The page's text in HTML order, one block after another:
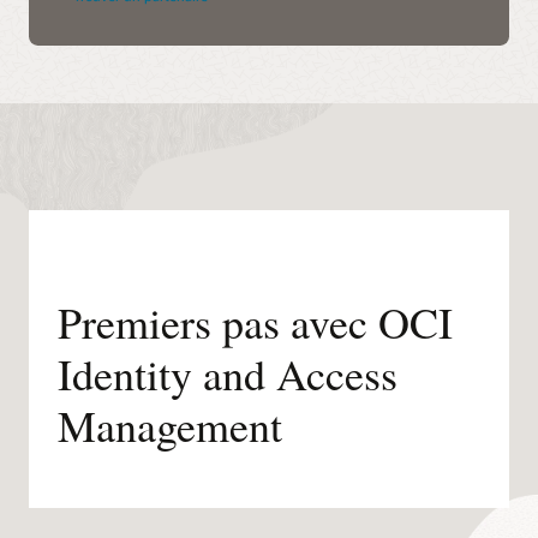
Premiers pas avec OCI
Identity and Access
Management